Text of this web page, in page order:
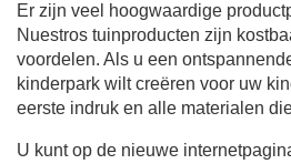
Er zijn veel hoogwaardige
Nuestros tuinproducten zijn
voordelen. Als u een
kinderpark wilt creëren voor uw
eerste indruk en alle materialen
U kunt op de nieuwe